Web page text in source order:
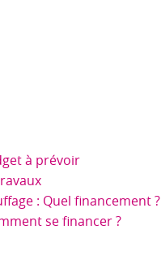
à prévoir
: Quel financement ?
se financer ?